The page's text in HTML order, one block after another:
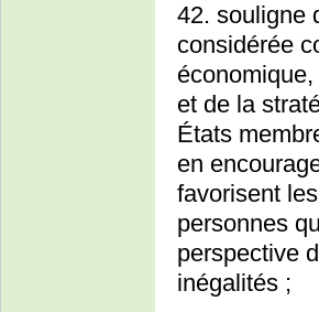
42. souligne
considérée
et de la
États
en
favorisent
personnes
perspective
inégalités ;